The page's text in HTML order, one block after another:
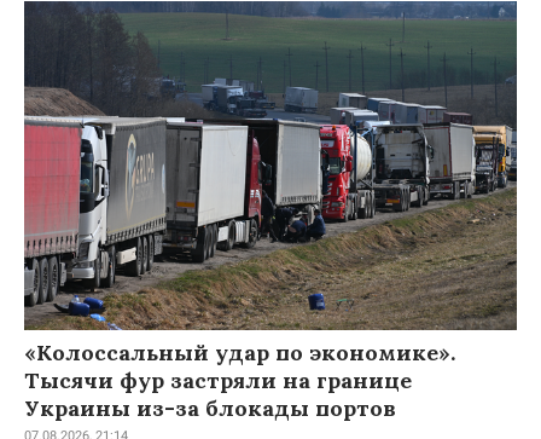
«Колоссальный удар по экономике».
Тысячи фур застряли на границе
Украины из-за блокады портов